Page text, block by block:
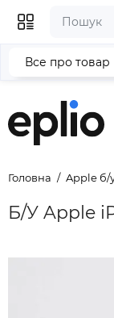
Головна Apple б/
Б/У Apple
Все про товар